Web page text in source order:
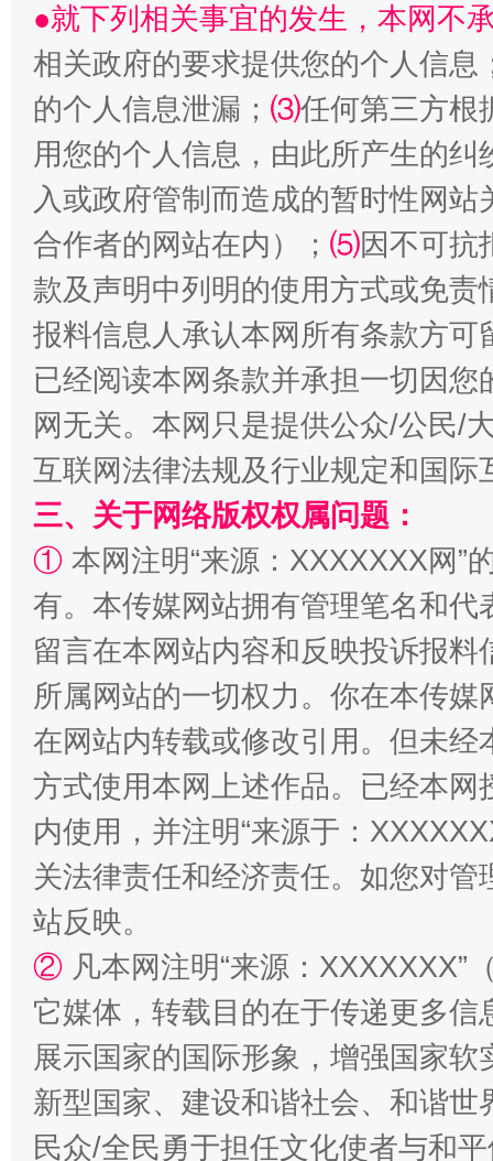
揭批美国五大"原罪" "炒
解纷+调解+退费，一次搞定
站台名比不上好声名
漫山遍野的桃花与雪山、麦地、白藏房 除
●就下列相关事宜的发生，本网不
相关政府的要求提供您的个人信息
的个人信息泄漏； ⑶任何第三方根
用您的个人信息，由此所产生的纠
入或政府管制而造成的暂时性网
合作者的网站在内）； ⑸因不可抗
款及声明中列明的使用方式或免责
报料信息人承认本网所有条款方
已经阅读本网条款并承担一切因
网无关。本网只是提供公众/公民/
互联网法律法规及行业规定和国
三、关于网络版权权属问题：
① 本网注明“来源：XXXXXXX网”
有。本传媒网站拥有管理笔名和
留言在本网站内容和反映投诉报
所属网站的一切权力。你在本传
在网站内转载或修改引用。但未
方式使用本网上述作品。已经本
内使用，并注明“来源于：
关法律责任和经济责任。如您对
站反映。
② 凡本网注明“来源：
它媒体，转载目的在于传递更多
展示国家的国际形象，增强国家
新型国家、建设和谐社会、和谐
民众/全民勇于担任文化使者与和